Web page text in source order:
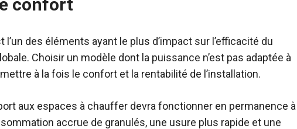
confort
l’un des éléments ayant le plus d’impact sur l’efficacité du
Choisir un modèle dont la puissance n’est pas adaptée à
à la fois le confort et la rentabilité de l’installation.
aux espaces à chauffer devra fonctionner en permanence à
accrue de granulés, une usure plus rapide et une